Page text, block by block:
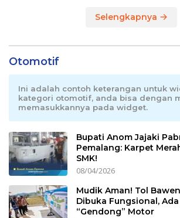
Selengkapnya
Otomotif
Ini adalah contoh keterangan untuk
kategori otomotif, anda bisa dengan
memasukkannya pada widget.
Bupati Anom Jajaki
Pemalang: Karpet
SMK!
08/04/2026
Mudik Aman! Tol
Dibuka Fungsional,
“Gendong” Motor